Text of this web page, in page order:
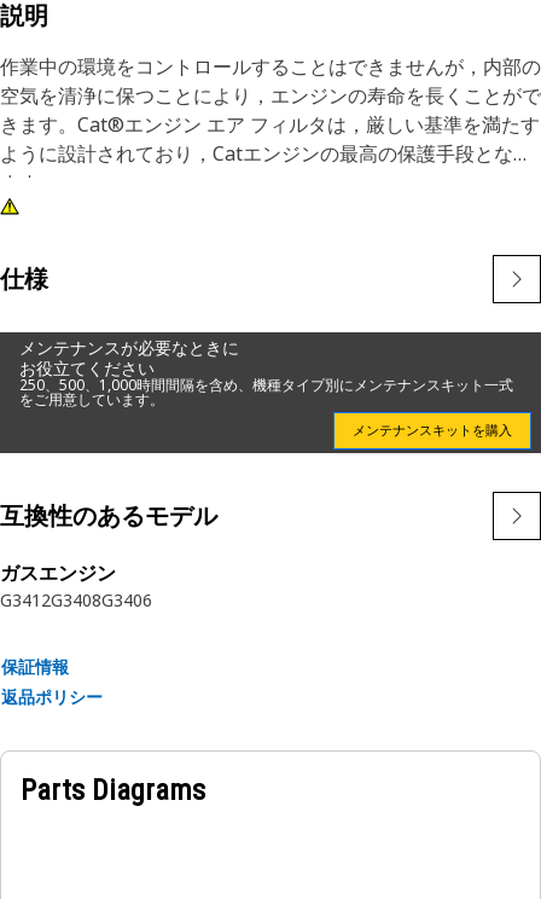
説明
作業中の環境をコントロールすることはできませんが，内部の
空気を清浄に保つことにより，エンジンの寿命を長くことがで
きます。Cat®エンジン エア フィルタは，厳しい基準を満たす
ように設計されており，Catエンジンの最高の保護手段となり
ます。
仕様
メンテナンスが必要なときに
お役立てください
250、500、1,000時間間隔を含め、機種タイプ別にメンテナンスキット一式
をご用意しています。
メンテナンスキットを購入
互換性のあるモデル
ガスエンジン
G3412G3408G3406
保証情報
返品ポリシー
Parts Diagrams